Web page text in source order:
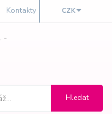
CZK
Kontakty